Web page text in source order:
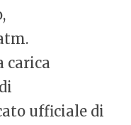
carica
ufficiale di